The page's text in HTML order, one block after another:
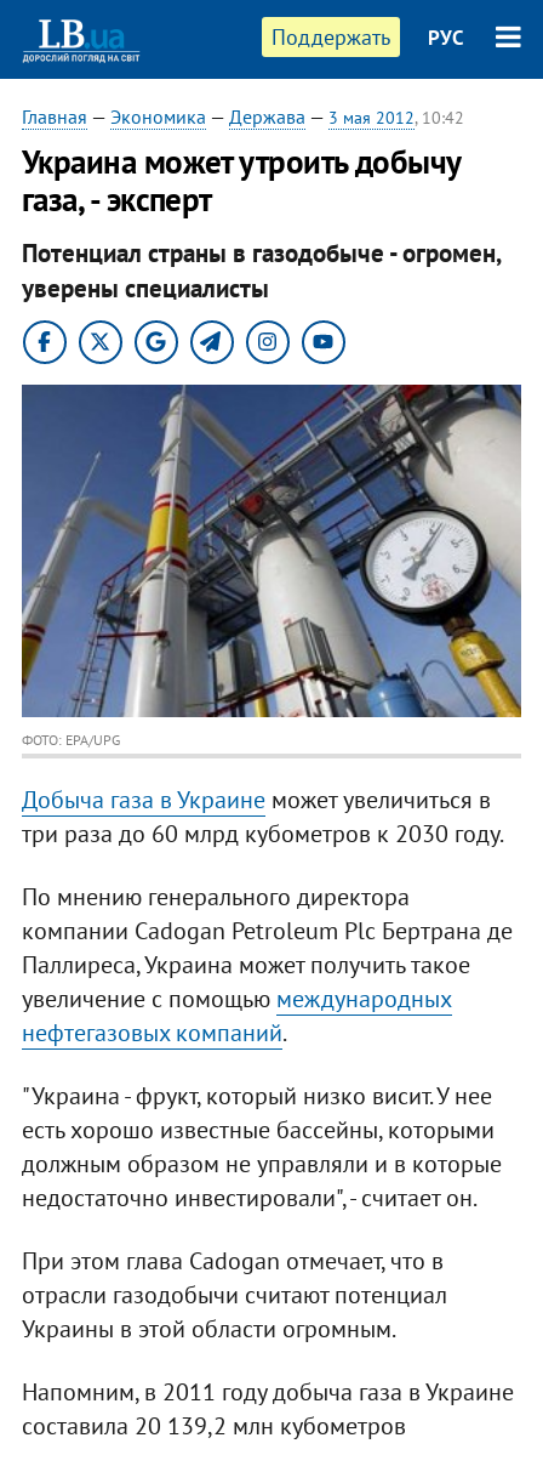
Поддержать РУС
Главная — Экономика — Держава — 3 мая 2012, 10:42
Украина может утроить добычу
газа, - эксперт
Потенциал страны в газодобыче - огромен,
уверены специалисты
ФОТО: EPA/UPG
Добыча газа в Украинеможет увеличиться в
три раза до 60 млрд кубометров к 2030 году.
По мнению генерального директора
компании Cadogan Petroleum Plc Бертрана де
Паллиреса, Украина может получить такое
увеличение с помощью международных
нефтегазовых компаний.
"Украина - фрукт, который низко висит. У нее
есть хорошо известные бассейны, которыми
должным образом не управляли и в которые
недостаточно инвестировали", - считает он.
При этом глава Cadogan отмечает, что в
отрасли газодобычи считают потенциал
Украины в этой области огромным.
Напомним, в 2011 году добыча газа в Украине
составила 20 139,2 млн кубометров